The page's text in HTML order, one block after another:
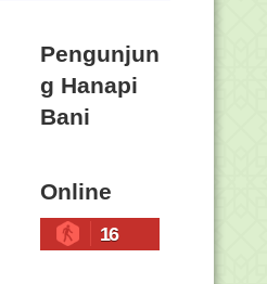
Pengunjun
g Hanapi
Bani
Online
16